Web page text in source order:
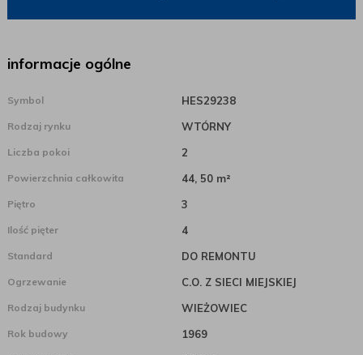
informacje ogólne
Symbol HES29238
Rodzaj rynku WTÓRNY
Liczba pokoi 2
Powierzchnia całkowita 44, 50 m²
Piętro 3
Ilość pięter 4
Standard DO REMONTU
Ogrzewanie C.O. Z SIECI MIEJSKIEJ
Rodzaj budynku WIEŻOWIEC
Rok budowy 1969